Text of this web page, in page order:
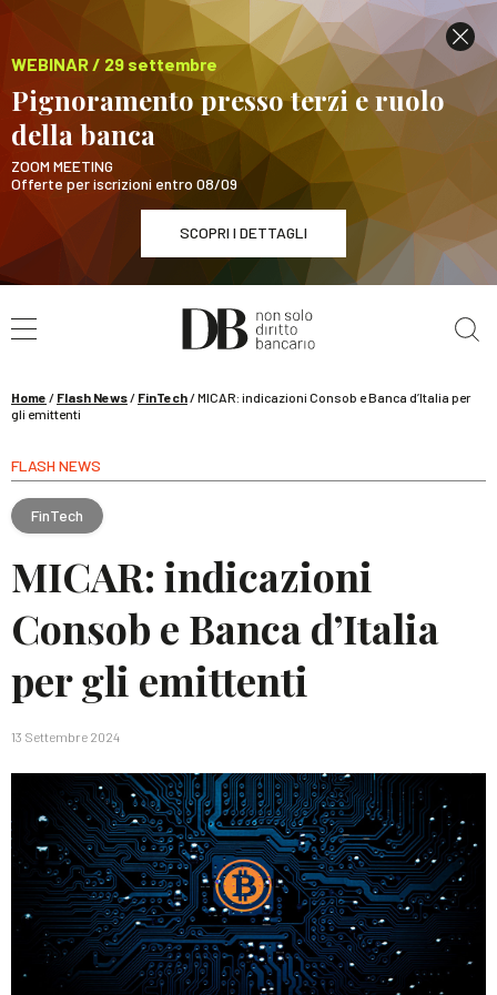
WEBINAR / 29 settembre
Pignoramento presso terzi e ruolo
della banca
ZOOM MEETING
Offerte per iscrizioni entro 08/09
SCOPRI I DETTAGLI
WEBINAR / 29 settembre
Pignoramento presso terzi e ruolo della banca
Home / Flash News/ FinTech/MICAR: indicazioni Consob e Banca d’Italia per
gli emittenti
FLASH NEWS
FinTech
MICAR: indicazioni
Consob e Banca d’Italia
per gli emittenti
13 Settembre 2024